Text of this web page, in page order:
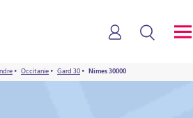
• Occitanie• Gard 30• Nimes 30000